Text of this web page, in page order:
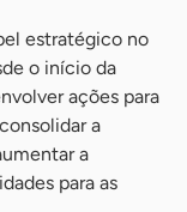
estratégico no
o início da
ações para
a
a
para as